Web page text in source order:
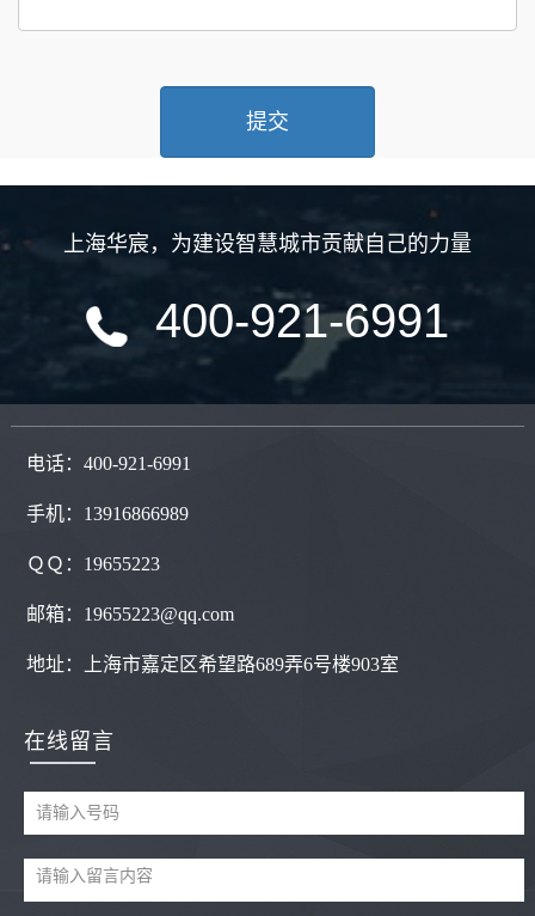
上海华宸 ， 为建设智慧城市贡献自己的力量
400-921-6991
电话：400-921-6991
手机：13916866989
ＱＱ： 19655223
邮箱：19655223@qq.com
地址： 上海市嘉定区希望路689弄6号楼903室
在线留言